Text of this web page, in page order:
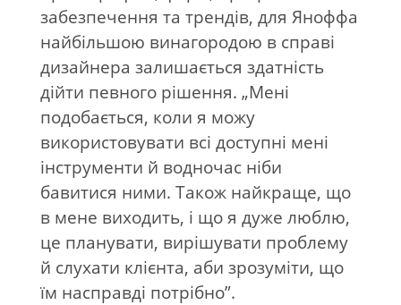
забезпечення та трендів, для Яноффа
найбільшою винагородою в справі
дизайнера залишається здатність
дійти певного рішення. „Мені
подобається, коли я можу
використовувати всі доступні мені
інструменти й водночас ніби
бавитися ними. Також найкраще, що
в мене виходить, і що я дуже люблю,
це планувати, вирішувати проблему
й слухати клієнта, аби зрозуміти, що
їм насправді потрібно”.